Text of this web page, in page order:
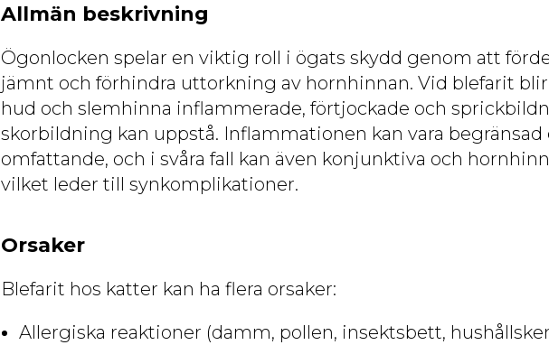
Allmän beskrivning
Ögonlocken spelar en viktig roll i ögats skydd genom att
jämnt och förhindra uttorkning av hornhinnan. Vid blefarit
hud och slemhinna inflammerade, förtjockade och
skorbildning kan uppstå. Inflammationen kan vara begränsad
omfattande, och i svåra fall kan även konjunktiva och
vilket leder till synkomplikationer.
Orsaker
Blefarit hos katter kan ha flera orsaker:
Allergiska reaktioner (damm, pollen, insektsbett,